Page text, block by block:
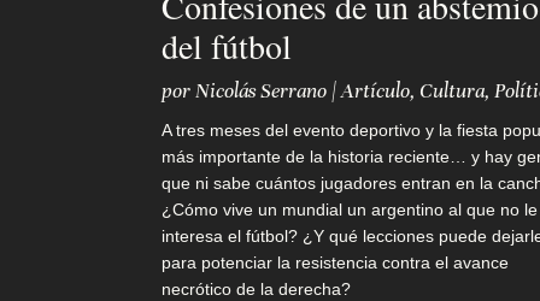
u
i
é
n
e
del fútbol
porNicolás Serrano |Artículo, Cultura,
A tres meses del evento deportivo y la fiesta
más importante de la historia reciente… y hay
que ni sabe cuántos jugadores entran en la
¿Cómo vive un mundial un argentino al que no le
interesa el fútbol? ¿Y qué lecciones puede
para potenciar la resistencia contra el avance
necrótico de la derecha?